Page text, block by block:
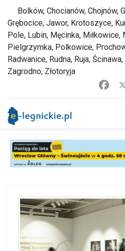
Bolków, Chocianów, Chojnów,
Grębocice, Jawor, Krotoszyce,
Pole, Lubin, Męcinka,
Pielgrzymka, Polkowice,
Radwanice, Rudna, Ruja,
Zagrodno, Złotoryja